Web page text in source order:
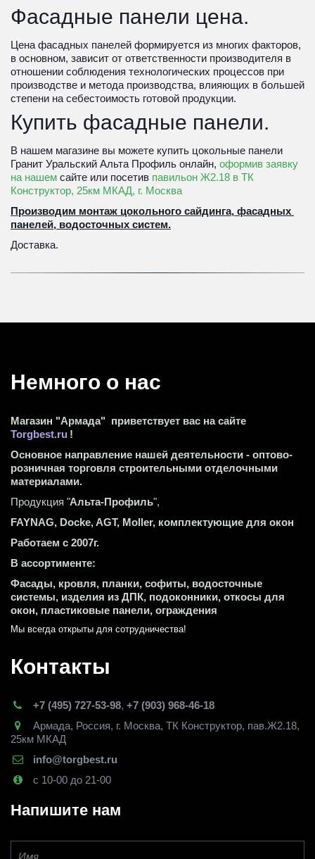
Фасадные панели цена.
Цена фасадных панелей формируется из многих факторов,
в основном, зависит от ответственности производителя в
отношении соблюдения технологических процессов при
производстве и метода производства, влияющих в большей
степени на себестоимость готовой продукции.
Купить фасадные панели.
В нашем магазине вы можете купить цокольные панели
Гранит Уральский Альта Профиль онлайн, оформив заявку
на нашем сайте или посетив павильон Ж2.18 в ТК
Конструктор, 25км МКАД, г. Москва
Производим монтаж цокольного сайдинга, фасадных
панелей, водосточных систем.
Доставка.
Немного о нас
Магазин "Армада"  приветствует вас на сайте
Torgbest.ru !
Основное направление нашей деятельности - оптово-
розничная торговля строительными отделочными
материалами.
Продукция "Альта-Профиль",
FAYNAG, Docke, AGT, Moller, комплектующие для окон
Работаем с 2007г.
В ассортименте:
Фасады, кровля, планки, софиты, водосточные
системы, изделия из ДПК, подоконники, откосы для
окон, пластиковые панели, ограждения
Мы всегда открыты для сотрудничества!
Контакты
+7 (495) 727-53-98, +7 (903) 968-46-18
Армада, Россия, г. Москва, ТК Конструктор, пав.Ж2.18,
25км МКАД
info@torgbest.ru
с 10-00 до 21-00
Напишите нам